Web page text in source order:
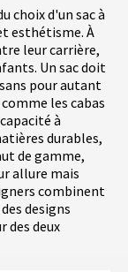
choix d'un sac à
esthétisme. À
leur carrière,
Un sac doit
pour autant
les cabas
à
durables,
de gamme,
allure mais
combinent
designs
des deux